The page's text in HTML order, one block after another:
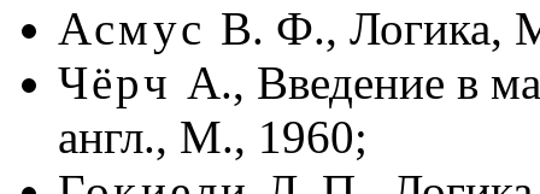
Асмус В. Ф., Логика,
Чёрч А., Введение в
англ., М., 1960;